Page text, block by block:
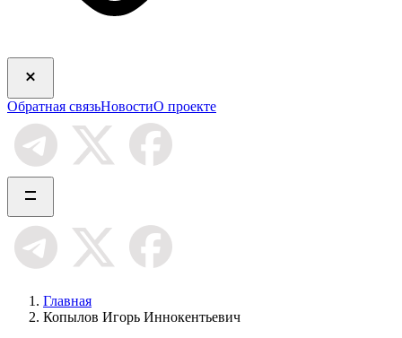
Обратная связьНовостиО проекте
Главная
Копылов Игорь Иннокентьевич